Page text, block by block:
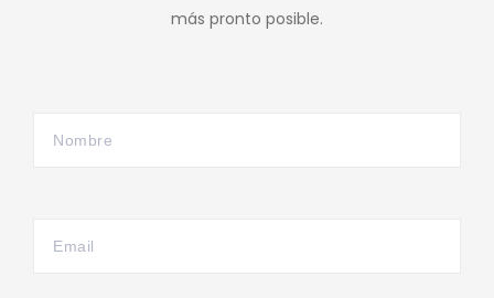
más pronto posible.